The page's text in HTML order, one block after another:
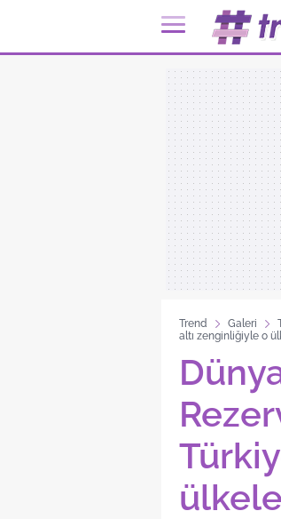
Trend Galeri
altı zenginliğiyle o